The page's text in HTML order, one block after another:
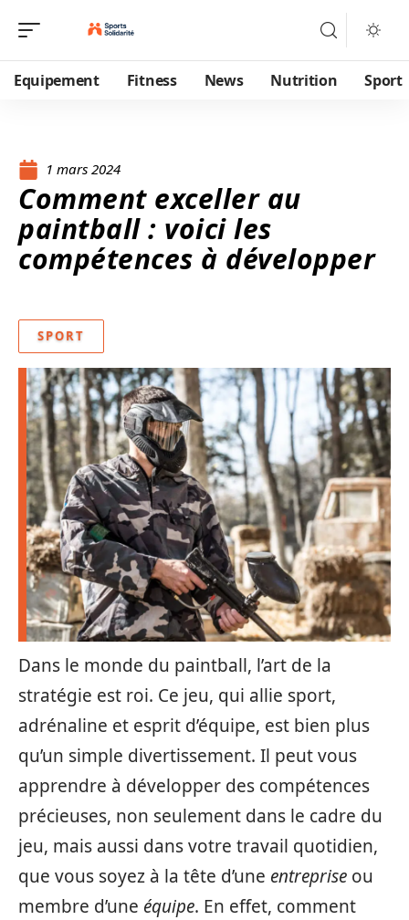
Equipement Fitness News Nutrition Sport
1 mars 2024
Comment exceller au
paintball : voici les
compétences à développer
SPORT
Dans le monde du paintball, l’art de la
stratégie est roi. Ce jeu, qui allie sport,
adrénaline et esprit d’équipe, est bien plus
qu’un simple divertissement. Il peut vous
apprendre à développer des compétences
précieuses, non seulement dans le cadre du
jeu, mais aussi dans votre travail quotidien,
que vous soyez à la tête d’une entreprise ou
membre d’une équipe. En effet, comment